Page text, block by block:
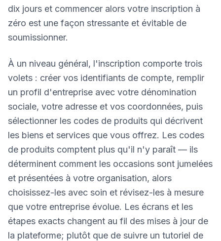
dix jours et commencer alors votre inscription à
zéro est une façon stressante et évitable de
soumissionner.
À un niveau général, l'inscription comporte trois
volets : créer vos identifiants de compte, remplir
un profil d'entreprise avec votre dénomination
sociale, votre adresse et vos coordonnées, puis
sélectionner les codes de produits qui décrivent
les biens et services que vous offrez. Les codes
de produits comptent plus qu'il n'y paraît — ils
déterminent comment les occasions sont jumelées
et présentées à votre organisation, alors
choisissez-les avec soin et révisez-les à mesure
que votre entreprise évolue. Les écrans et les
étapes exacts changent au fil des mises à jour de
la plateforme; plutôt que de suivre un tutoriel de